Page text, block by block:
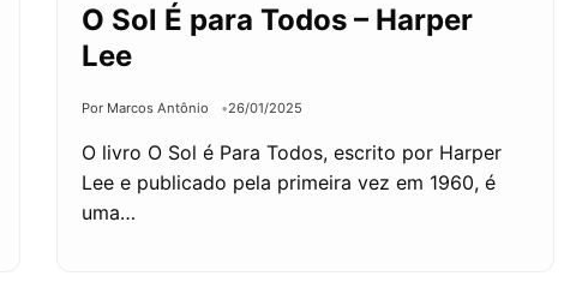
O Sol É para Todos – Harper
Lee
Por Marcos Antônio 26/01/2025
O livro O Sol é Para Todos, escrito por Harper
Lee e publicado pela primeira vez em 1960, é
uma…